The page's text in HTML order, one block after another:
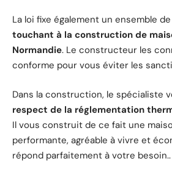
La loi fixe également un ensemble de
touchant à la construction de
Normandie. Le constructeur les
conforme pour vous éviter les
Dans la construction, le spécialiste
respect de la réglementation
Il vous construit de ce fait une
performante, agréable à vivre et
répond parfaitement à votre besoin..